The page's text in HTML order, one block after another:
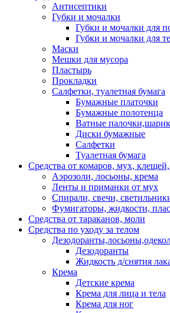
Антисептики
Губки и мочалки
Губки и мочалки для
Губки и мочалки для
Маски
Мешки для мусора
Пластырь
Прокладки
Салфетки, туалетная бумага
Бумажные платочки
Бумажные полотенца
Ватные
Диски бумажные
Салфетки
Туалетная бумага
Средства от комаров, мух,
Аэрозоли, лосьоны, крема
Ленты и приманки от мух
Спирали, свечи,
Фумигаторы, жидкости,
Средства от тараканов, моли
Средства по уходу за телом
Дезодоранты
Жидкость д/снятия
Крема
Детские крема
Крема для лица и тела
Крема для ног